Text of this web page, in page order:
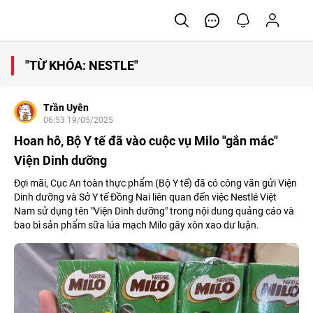
"TỪ KHÓA: NESTLE"
Trần Uyên
06:53 19/05/2025
Hoan hô, Bộ Y tế đã vào cuộc vụ Milo "gắn mác"
Viện Dinh dưỡng
Đợi mãi, Cục An toàn thực phẩm (Bộ Y tế) đã có công văn gửi Viện
Dinh dưỡng và Sở Y tế Đồng Nai liên quan đến việc Nestlé Việt
Nam sử dụng tên "Viện Dinh dưỡng" trong nội dung quảng cáo và
bao bì sản phẩm sữa lúa mạch Milo gây xôn xao dư luận.